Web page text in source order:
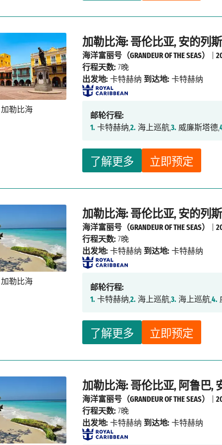
加勒比海: 哥伦比亚, 安的列
了解更多 立即预定
海洋富丽号（GRANDEUR OF THE SEAS） |
行程天数: 7晚
出发地: 卡特赫纳 到达地: 卡特赫纳
邮轮行程:
1. 卡特赫纳,2. 海上巡航,3. 威廉斯塔德,
加勒比海: 哥伦比亚, 安的列
了解更多 立即预定
海洋富丽号（GRANDEUR OF THE SEAS） |
行程天数: 7晚
出发地: 卡特赫纳 到达地: 卡特赫纳
邮轮行程:
1. 卡特赫纳,2. 海上巡航,3. 海上巡航,4.
加勒比海: 哥伦比亚, 阿鲁巴,
海洋富丽号（GRANDEUR OF THE SEAS） |
行程天数: 7晚
出发地: 卡特赫纳 到达地: 卡特赫纳